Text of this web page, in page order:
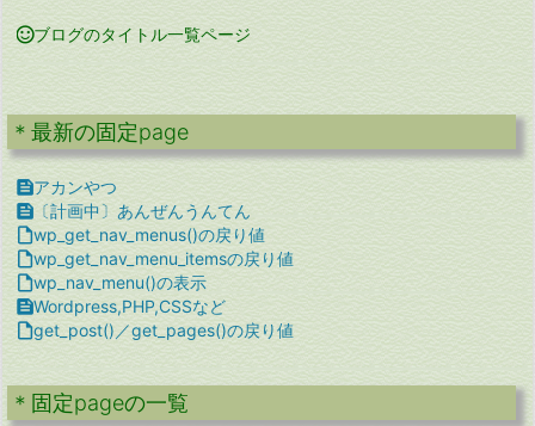
ブログのタイトル一覧ページ
＊最新の固定page
アカンやつ
 〔計画中〕あんぜんうんてん
wp_get_nav_menus()の戻り値
wp_get_nav_menu_itemsの戻り値
wp_nav_menu()の表示
Wordpress,PHP,CSSなど
get_post()／get_pages()の戻り値
＊固定pageの一覧